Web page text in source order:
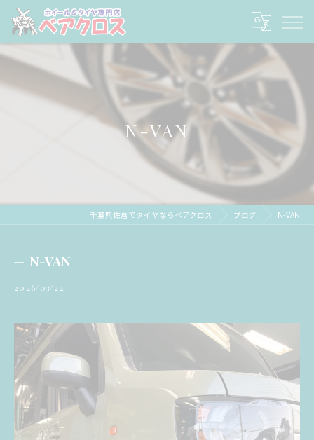
N-VAN
千葉県佐倉でタイヤならベアクロス ブログ N-VAN
N-VAN
2026/03/24